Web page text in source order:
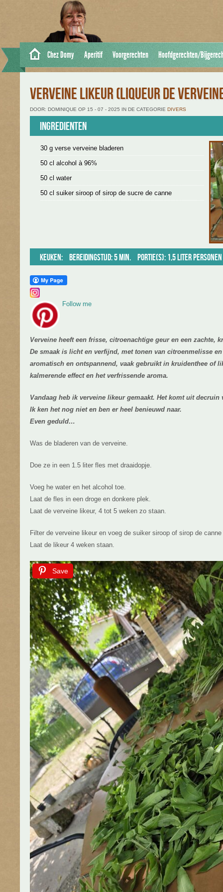
Chez Domy Aperitif Voorgerechten Hoofdgerechten/
VERVEINE LIKEUR (LIQUEUR DE
DOOR: DOMINIQUE OP 15 - 07 - 2025 IN DE CATEGORIE DIVERS
Ingredienten
30 g verse verveine bladeren
50 cl alcohol à 96%
50 cl water
50 cl suiker siroop of sirop de sucre de canne
Keuken: Bereidingstijd: 5 min. Portie(s): 1,5 liter personen
Follow me
Verveine heeft een frisse, citroenachtige geur en een zachte,
De smaak is licht en verfijnd, met tonen van citroenmelisse
aromatisch en ontspannend, vaak gebruikt in kruidenthee of
kalmerende effect en het verfrissende aroma.
Vandaag heb ik verveine likeur gemaakt. Het komt uit decruin
Ik ken het nog niet en ben er heel benieuwd naar.
Even geduld…
Was de bladeren van de verveine.
Doe ze in een 1.5 liter fles met draaidopje.
Voeg he water en het alcohol toe.
Laat de fles in een droge en donkere plek.
Laat de verveine likeur, 4 tot 5 weken zo staan.
Filter de verveine likeur en voeg de suiker siroop of sirop de
Laat de likeur 4 weken staan.
Save